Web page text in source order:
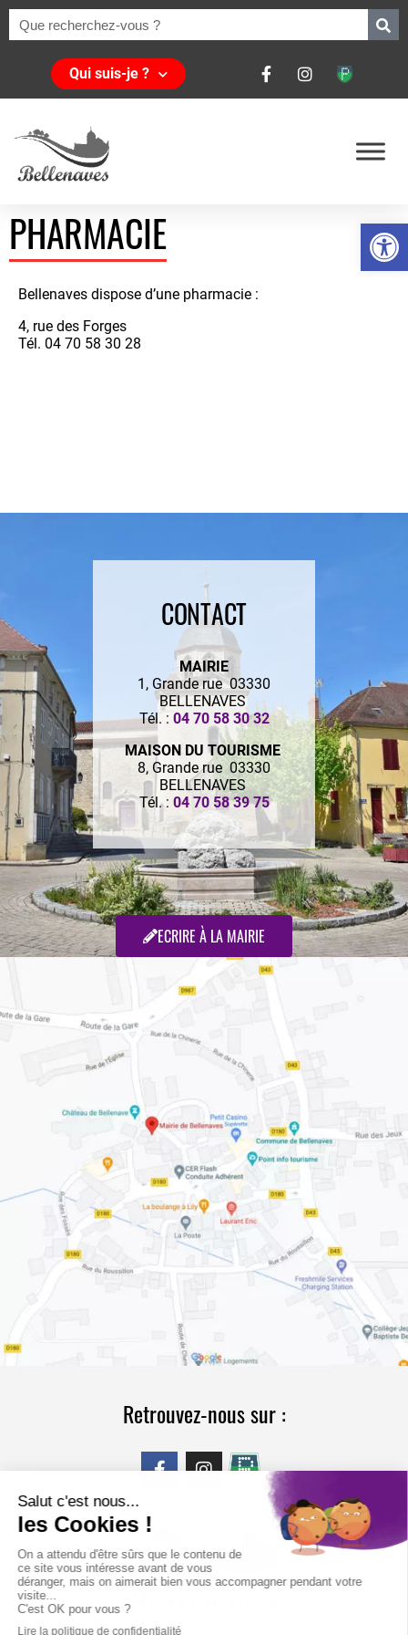
Ouvrir
Qui suis-je ?
PHARMACIE
Bellenaves dispose d’une pharmacie :
4, rue des Forges
Tél. 04 70 58 30 28
CONTACT
MAIRIE
1, Grande rue 03330
BELLENAVES
Tél. : 04 70 58 30 32
MAISON DU TOURISME
8, Grande rue 03330
BELLENAVES
Tél. : 04 70 58 39 75
ECRIRE À LA MAIRIE
Retrouvez-nous sur :